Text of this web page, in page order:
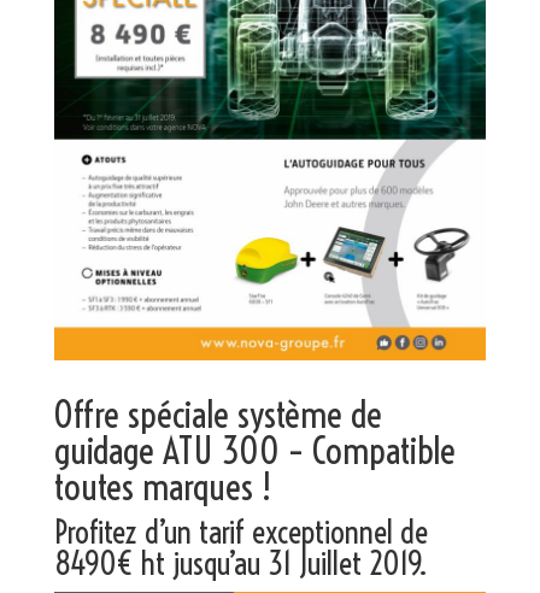
Offre spéciale système de
guidage ATU 300 – Compatible
toutes marques !
Profitez d’un tarif exceptionnel de
8490€ ht jusqu’au 31 Juillet 2019.